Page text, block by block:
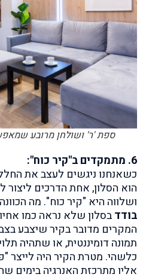
ספת 'ר' ושולחן מרובע
6. מתמקדים ב"קיר כוח":
כשאנחנו ניגשים לעצב את
הוא הסלון, אחת הדרכים ליצור
ושלווה היא "קיר כוח". מה
בודדבסלון שלא נראה כמו
המקרים מדובר בקיר שיצבע
תמונה דומיננטית, או שתהיה
כלשהי. מטרת הקיר היה לייצר
אליו מתרכזת האנרגיה בימים